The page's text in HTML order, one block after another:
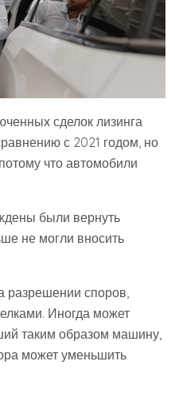
сделок лизинга
с 2021 годом, но
что автомобили
были вернуть
не могли вносить
разрешении споров,
Иногда может
таким образом машину,
может уменьшить